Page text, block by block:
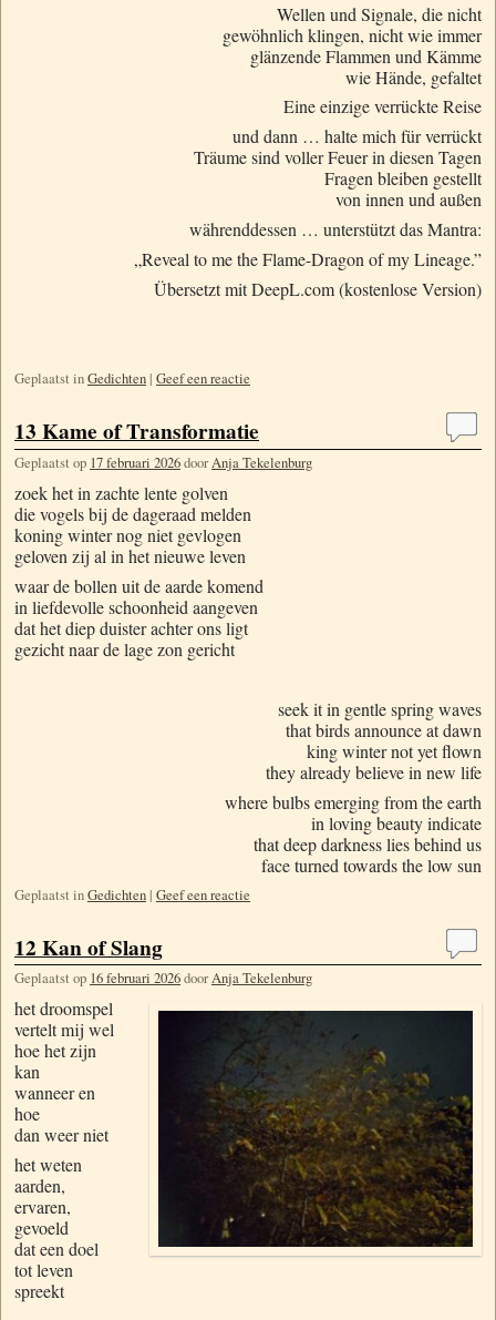
Wellen und Signale, die nicht
gewöhnlich klingen, nicht wie immer
glänzende Flammen und Kämme
wie Hände, gefaltet
Eine einzige verrückte Reise
und dann … halte mich für verrückt
Träume sind voller Feuer in diesen Tagen
Fragen bleiben gestellt
von innen und außen
währenddessen … unterstützt das Mantra:
„Reveal to me the Flame-Dragon of my Lineage.”
Übersetzt mit DeepL.com (kostenlose Version)
Geplaatst inGedichten | Geef een reactie
13 Kame of Transformatie
Geplaatst op 17 februari 2026doorAnja Tekelenburg
zoek het in zachte lente golven
die vogels bij de dageraad melden
koning winter nog niet gevlogen
geloven zij al in het nieuwe leven
waar de bollen uit de aarde komend
in liefdevolle schoonheid aangeven
dat het diep duister achter ons ligt
gezicht naar de lage zon gericht
seek it in gentle spring waves
that birds announce at dawn
king winter not yet flown
they already believe in new life
where bulbs emerging from the earth
in loving beauty indicate
that deep darkness lies behind us
face turned towards the low sun
Geplaatst inGedichten | Geef een reactie
12 Kan of Slang
Geplaatst op 16 februari 2026doorAnja Tekelenburg
het droomspel
vertelt mij wel
hoe het zijn
kan
wanneer en
hoe
dan weer niet
het weten
aarden,
ervaren,
gevoeld
dat een doel
tot leven
spreekt